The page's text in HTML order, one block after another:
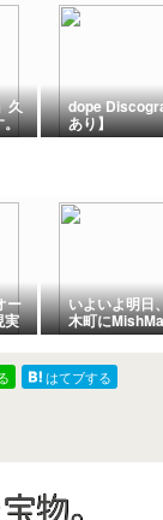
久
。
dope
あり】
ー
実
き
感
いよいよ明日
木町に
がグランドオ
はてブする